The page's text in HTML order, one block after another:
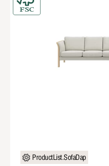
ProductList.SofaDap